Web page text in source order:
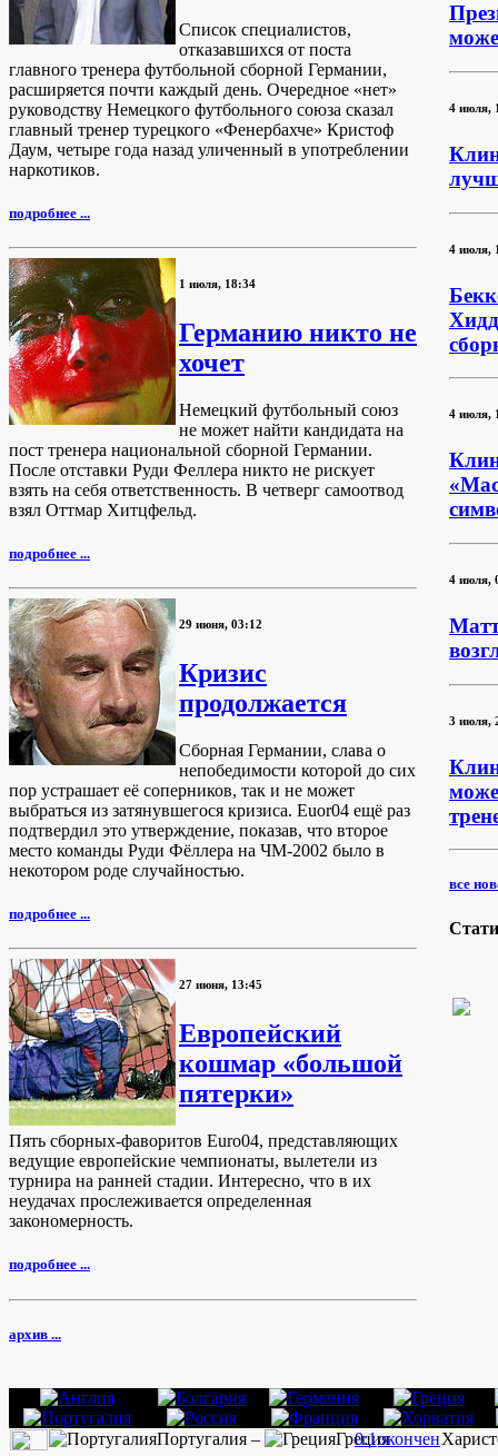
Список специалистов,
отказавшихся от поста
главного тренера футбольной сборной Германии,
расширяется почти каждый день. Очередное «нет»
руководству Немецкого футбольного союза сказал
главный тренер турецкого «Фенербахче» Кристоф
Даум, четыре года назад уличенный в употреблении
наркотиков.
подробнее ...
1 июля, 18:34
Германию никто не
хочет
Немецкий футбольный союз
не может найти кандидата на
пост тренера национальной сборной Германии.
После отставки Руди Феллера никто не рискует
взять на себя ответственность. В четверг самоотвод
взял Оттмар Хитцфельд.
подробнее ...
29 июня, 03:12
Кризис
продолжается
Сборная Германии, слава о
непобедимости которой до сих
пор устрашает её соперников, так и не может
выбраться из затянувшегося кризиса. Euor04 ещё раз
подтвердил это утверждение, показав, что второе
место команды Руди Фёллера на ЧМ-2002 было в
некотором роде случайностью.
подробнее ...
27 июня, 13:45
Европейский
кошмар «большой
пятерки»
Пять сборных-фаворитов Euro04, представляющих
ведущие европейские чемпионаты, вылетели из
турнира на ранней стадии. Интересно, что в их
неудачах прослеживается определенная
закономерность.
подробнее ...
архив ...
4 июля,
4 июля,
4 июля,
4 июля,
3 июля,
все
Португалия – Греция
0:1окончен